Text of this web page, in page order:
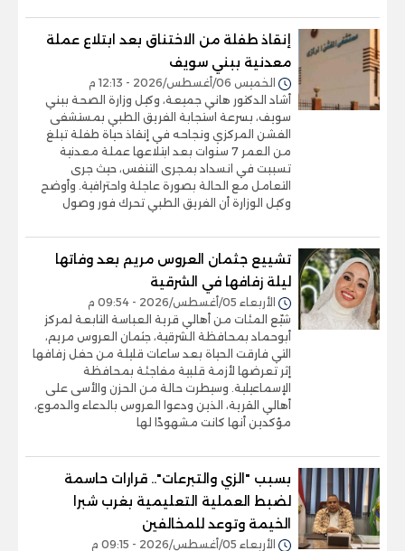
إنقاذ طفلة من الاختناق بعد ابتلاع عملة
معدنية ببني سويف
الخميس 06/أغسطس/2026 - 12:13 م
أشاد الدكتور هاني جميعة، وكيل وزارة الصحة ببني
سويف، بسرعة استجابة الفريق الطبي بمستشفى
الفشن المركزي ونجاحه في إنقاذ حياة طفلة تبلغ
من العمر 7 سنوات بعد ابتلاعها عملة معدنية
تسببت في انسداد بمجرى التنفس، حيث جرى
التعامل مع الحالة بصورة عاجلة واحترافية. وأوضح
وكيل الوزارة أن الفريق الطبي تحرك فور وصول
تشييع جثمان العروس مريم بعد وفاتها
ليلة زفافها في الشرقية
الأربعاء 05/أغسطس/2026 - 09:54 م
شيّع المئات من أهالي قرية العباسة التابعة لمركز
أبوحماد بمحافظة الشرقية، جثمان العروس مريم،
التي فارقت الحياة بعد ساعات قليلة من حفل زفافها
إثر تعرضها لأزمة قلبية مفاجئة بمحافظة
الإسماعيلية. وسيطرت حالة من الحزن والأسى على
أهالي القرية، الذين ودعوا العروس بالدعاء والدموع،
مؤكدين أنها كانت مشهودًا لها
بسبب "الزي والتبرعات".. قرارات حاسمة
لضبط العملية التعليمية بغرب شبرا
الخيمة وتوعد للمخالفين
الأربعاء 05/أغسطس/2026 - 09:15 م